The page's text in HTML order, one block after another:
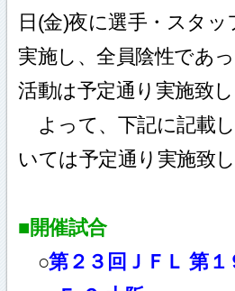
日(金)夜に選手・スタ
実施し、全員陰性であ
活動は予定通り実施致し
よって、下記に記載
いては予定通り実施致し
■開催試合
○第２３回ＪＦＬ 第